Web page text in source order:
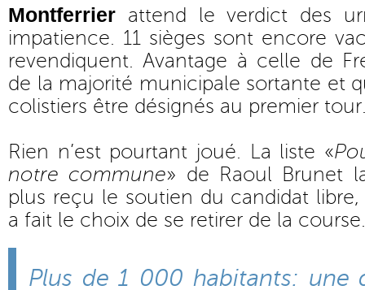
Montferrier attend le verdict des
impatience. 11 sièges sont encore
revendiquent. Avantage à celle de
de la majorité municipale sortante et
colistiers être désignés au premier
Rien n’est pourtant joué. La liste «
notre commune» de Raoul Brunet
plus reçu le soutien du candidat
a fait le choix de se retirer de la course.
Plus de 1 000 habitants: une